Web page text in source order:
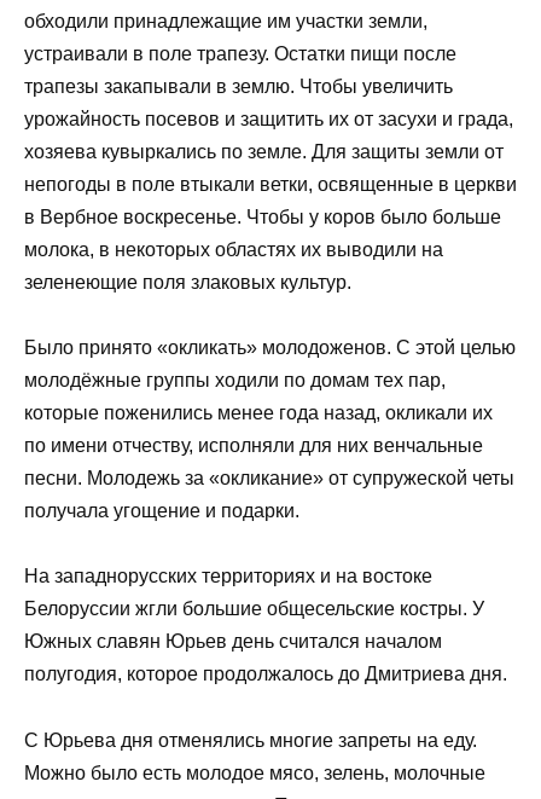
обходили принадлежащие им участки земли,
устраивали в поле трапезу. Остатки пищи после
трапезы закапывали в землю. Чтобы увеличить
урожайность посевов и защитить их от засухи и града,
хозяева кувыркались по земле. Для защиты земли от
непогоды в поле втыкали ветки, освященные в церкви
в Вербное воскресенье. Чтобы у коров было больше
молока, в некоторых областях их выводили на
зеленеющие поля злаковых культур.
Было принято «окликать» молодоженов. С этой целью
молодёжные группы ходили по домам тех пар,
которые поженились менее года назад, окликали их
по имени отчеству, исполняли для них венчальные
песни. Молодежь за «окликание» от супружеской четы
получала угощение и подарки.
На западнорусских территориях и на востоке
Белоруссии жгли большие общесельские костры. У
Южных славян Юрьев день считался началом
полугодия, которое продолжалось до Дмитриева дня.
С Юрьева дня отменялись многие запреты на еду.
Можно было есть молодое мясо, зелень, молочные